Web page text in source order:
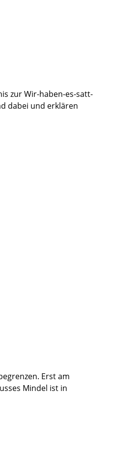
zur Wir-haben-es-satt-
dabei und erklären
Erst am
Mindel ist in